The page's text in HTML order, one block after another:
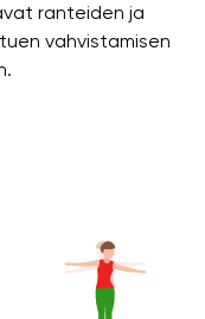
ranteiden ja
vahvistamisen